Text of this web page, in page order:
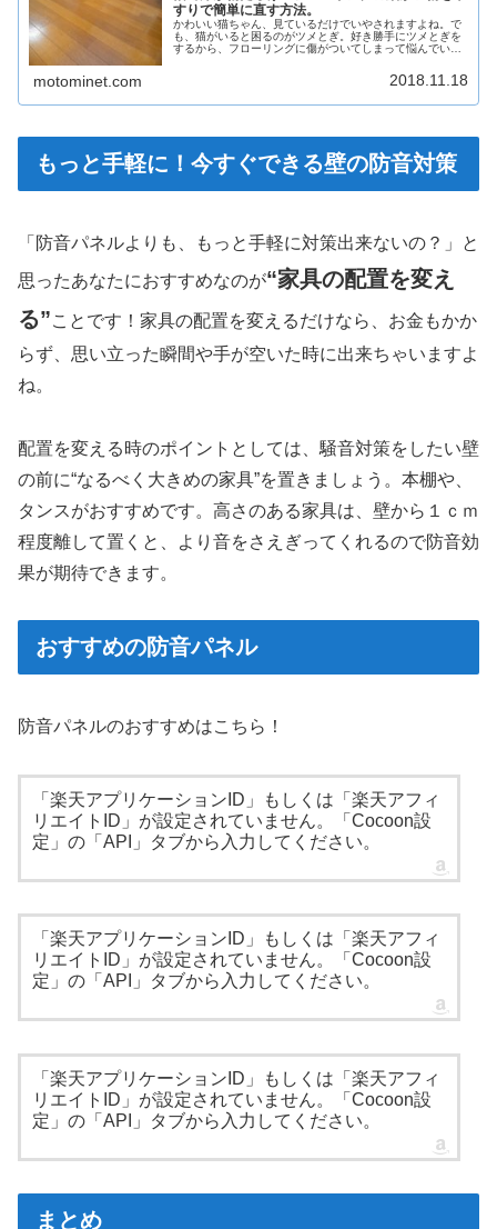
すりで簡単に直す方法。
かわいい猫ちゃん、見ているだけでいやされますよね。で
も、猫がいると困るのがツメとぎ。好き勝手にツメとぎを
するから、フローリングに傷がついてしまって悩んでいる
いに直す方法を紹介します。ぜひ参考になさってください
motominet.com 2018.11.18
もっと手軽に！今すぐできる壁の防音対策
「防音パネルよりも、もっと手軽に対策出来ないの？」と
思ったあなたにおすすめなのが“家具の配置を変え
る”ことです！家具の配置を変えるだけなら、お金もかか
らず、思い立った瞬間や手が空いた時に出来ちゃいますよ
ね。
配置を変える時のポイントとしては、騒音対策をしたい壁
の前に“なるべく大きめの家具”を置きましょう。本棚や、
タンスがおすすめです。高さのある家具は、壁から１ｃｍ
程度離して置くと、より音をさえぎってくれるので防音効
果が期待できます。
おすすめの防音パネル
防音パネルのおすすめはこちら！
「楽天アプリケーションID」もしくは「楽天アフィ
リエイトID」が設定されていません。「Cocoon設
定」の「API」タブから入力してください。
「楽天アプリケーションID」もしくは「楽天アフィ
リエイトID」が設定されていません。「Cocoon設
定」の「API」タブから入力してください。
「楽天アプリケーションID」もしくは「楽天アフィ
リエイトID」が設定されていません。「Cocoon設
定」の「API」タブから入力してください。
まとめ